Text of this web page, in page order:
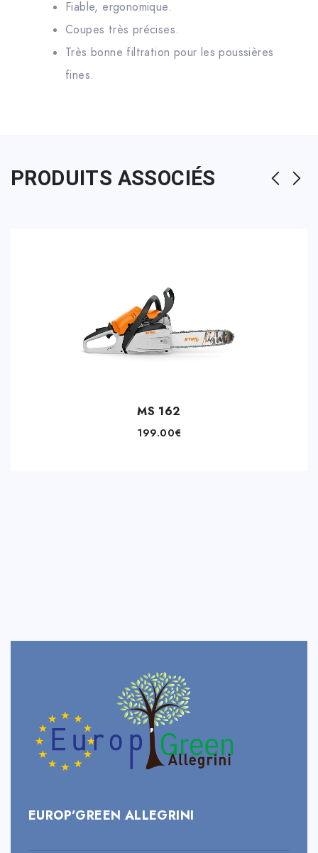
Fiable, ergonomique.
Coupes très précises.
Très bonne filtration pour les poussières
fines.
PRODUITS ASSOCIÉS
MS 162
199.00€
EUROP’GREEN ALLEGRINI